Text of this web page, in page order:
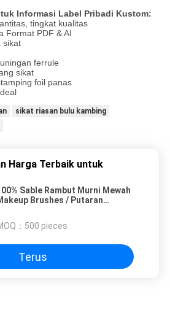
Informasi Label Pribadi Kustom:
tingkat kualitas
Format PDF & AI
sikat
ferrule
sikat
foil panas
sikat riasan bulu kambing
Harga Terbaik untuk
Sable Rambut Murni Mewah
Brushes / Putaran
： 500 pieces
Terus